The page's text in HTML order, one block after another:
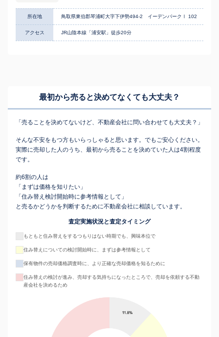
所在地 鳥取県東伯郡琴浦町大字下伊勢494-2 イーデンパークⅠ 102
アクセス JR山陰本線「浦安駅」徒歩20分
最初から売ると決めてなくても大丈夫？
「売ることを決めてないけど、不動産会社に問い合わせても大丈夫？」
そんな不安をもつ方もいらっしゃると思います。でもご安心ください。
実際に売却した人のうち、最初から売ることを決めていた人は4割程度
です。
約6割の人は
「まずは価格を知りたい」
「住み替え検討開始時に参考情報として」
と売るかどうかを判断するために不動産会社に相談しています。
査定実施状況と査定タイミング
もともと住み替えをするつもりはない時期でも、興味本位で
住み替えについての検討開始時に、まずは参考情報として
保有物件の売却価格調査時に、より正確な売却価格を知るために
住み替えの検討が進み、売却する気持ちになったところで、売却を依頼する不動
産会社を決めるため